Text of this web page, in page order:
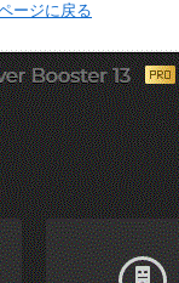
ージに戻る